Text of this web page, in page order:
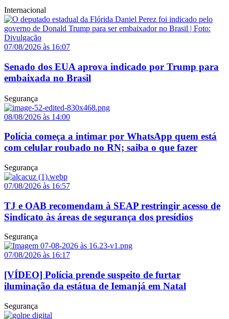
Internacional
07/08/2026 às 16:07
Senado dos EUA aprova indicado por Trump para
embaixada no Brasil
Segurança
08/08/2026 às 14:00
Polícia começa a intimar por WhatsApp quem está
com celular roubado no RN; saiba o que fazer
Segurança
07/08/2026 às 16:57
TJ e OAB recomendam à SEAP restringir acesso de
Sindicato às áreas de segurança dos presídios
Segurança
07/08/2026 às 16:17
[VÍDEO] Polícia prende suspeito de furtar
iluminação da estátua de Iemanjá em Natal
Segurança